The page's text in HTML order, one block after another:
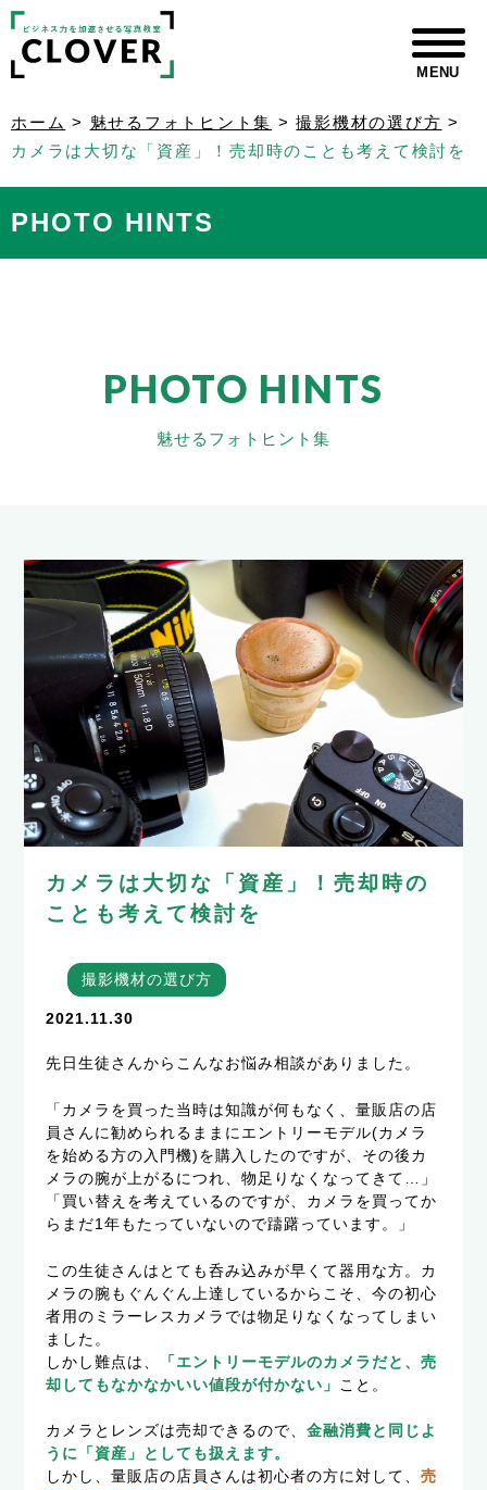
MENU
ホーム > 魅せるフォトヒント集 >撮影機材の選び方 >
カメラは大切な「資産」！売却時のことも考えて検討を
PHOTO HINTS
PHOTO HINTS
魅せるフォトヒント集
カメラは大切な「資産」！売却時の
ことも考えて検討を
撮影機材の選び方
2021.11.30
先日生徒さんからこんなお悩み相談がありました。
「カメラを買った当時は知識が何もなく、量販店の店
員さんに勧められるままにエントリーモデル(カメラ
を始める方の入門機)を購入したのですが、その後カ
メラの腕が上がるにつれ、物足りなくなってきて…」
「買い替えを考えているのですが、カメラを買ってか
らまだ1年もたっていないので躊躇っています。」
この生徒さんはとても呑み込みが早くて器用な方。カ
メラの腕もぐんぐん上達しているからこそ、今の初心
者用のミラーレスカメラでは物足りなくなってしまい
ました。
しかし難点は、
「エントリーモデルのカメラだと、売
却してもなかなかいい値段が付かない」 こと。
カメラとレンズは売却できるので、金融消費と同じよ
うに「資産」としても扱えます。
しかし、量販店の店員さんは初心者の方に対して、売